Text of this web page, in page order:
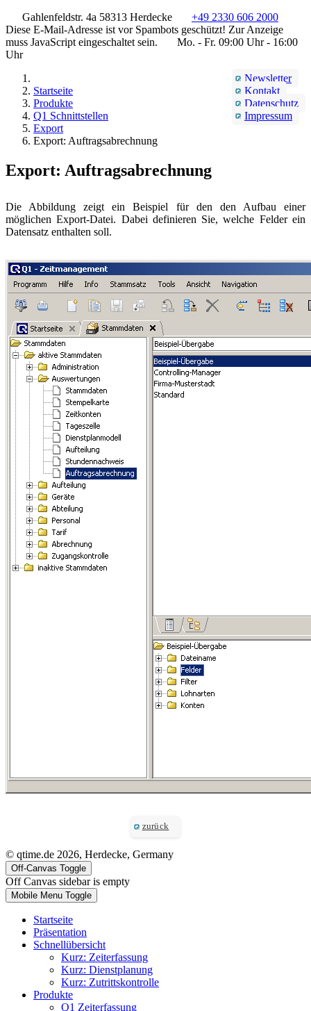
Gahlenfeldstr. 4a 58313 Herdecke
+49 2330 606 2000
Diese E-Mail-Adresse ist vor Spambots geschützt! Zur Anzeige
muss JavaScript eingeschaltet sein.
Mo. - Fr. 09:00 Uhr - 16:00
Uhr
Newsletter
Kontakt
Datenschutz
Impressum
Startseite
Produkte
Q1 Schnittstellen
Export
Export: Auftragsabrechnung
Export: Auftragsabrechnung
Die Abbildung zeigt ein Beispiel für den den Aufbau einer
möglichen Export-Datei. Dabei definieren Sie, welche Felder ein
Datensatz enthalten soll.
zurück
© qtime.de 2026, Herdecke, Germany
Off-Canvas Toggle
Off Canvas sidebar is empty
Mobile Menu Toggle
Startseite
Präsentation
Schnellübersicht
Kurz: Zeiterfassung
Kurz: Dienstplanung
Kurz: Zutrittskontrolle
Produkte
Q1 Zeiterfassung